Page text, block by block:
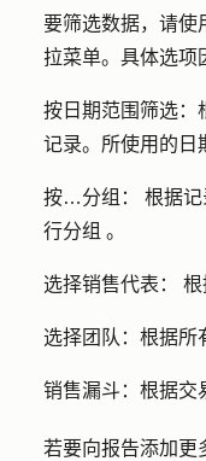
要筛选数据，请使
拉菜单。具体选项
按日期范围筛选：
记录。所使用的日
按…分组： 根据
行分组 。
选择销售代表： 根
选择团队： 根据所
销售漏斗： 根据交
若要向报告添加更